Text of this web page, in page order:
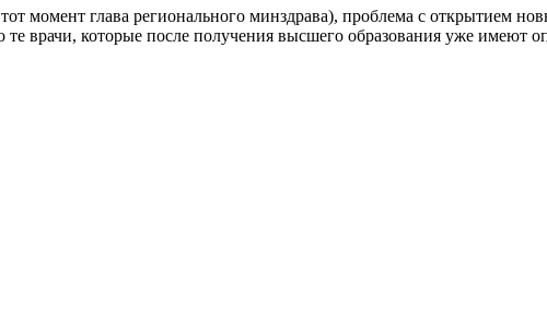
момент глава регионального минздрава), проблема с открытием
те врачи, которые после получения высшего образования уже